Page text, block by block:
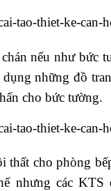
nếu như bức
dụng những đồ
cho bức tường.
thất cho phòng
nhưng các